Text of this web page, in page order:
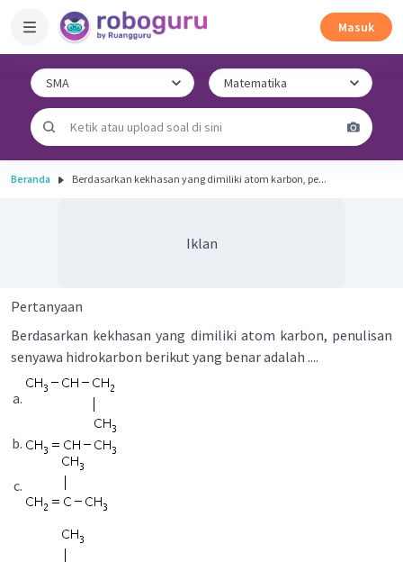
Masuk
Beranda Berdasarkan kekhasan yang dimiliki atom karbon, pe...
Iklan
Pertanyaan
Berdasarkan kekhasan yang dimiliki atom karbon, penulisan
senyawa hidrokarbon berikut yang benar adalah ....